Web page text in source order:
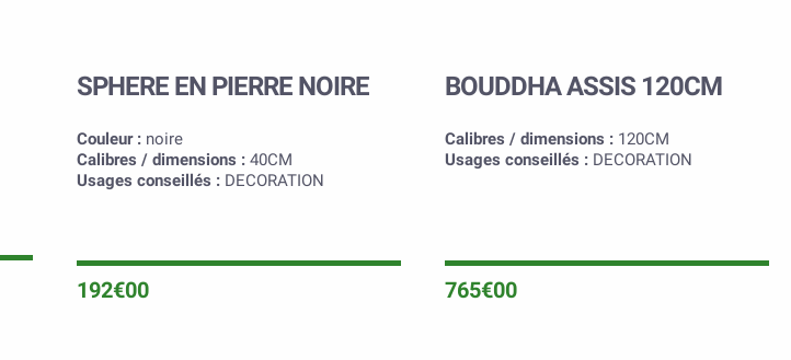
SPHERE EN PIERRE NOIRE
Couleur : noire
Calibres / dimensions : 40CM
Usages conseillés : DECORATION
192€00
BOUDDHA ASSIS 120CM
Calibres / dimensions : 120CM
Usages conseillés : DECORATION
765€00